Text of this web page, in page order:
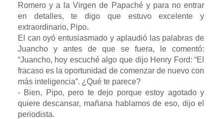
Romero y a la Virgen de Papaché y para no entrar
en detalles, te digo que estuvo excelente y
extraordinario, Pipo.
El can oyó entusiasmado y aplaudió las palabras de
Juancho y antes de que se fuera, le comentó:
“Juancho, hoy escuché algo que dijo Henry Ford: “El
fracaso es la oportunidad de comenzar de nuevo con
más inteligencia”. ¿Qué te parece?
- Bien, Pipo, pero te dejo porque estoy agotado y
quiere descansar, mañana hablamos de eso, dijo el
periodista.